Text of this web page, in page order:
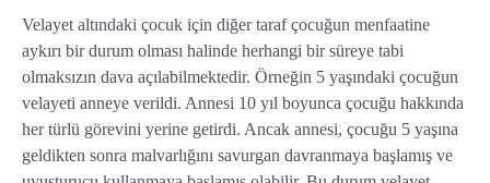
Velayet altındaki çocuk için diğer taraf çocuğun menfaatine
aykırı bir durum olması halinde herhangi bir süreye tabi
olmaksızın dava açılabilmektedir. Örneğin 5 yaşındaki çocuğun
velayeti anneye verildi. Annesi 10 yıl boyunca çocuğu hakkında
her türlü görevini yerine getirdi. Ancak annesi, çocuğu 5 yaşına
geldikten sonra malvarlığını savurgan davranmaya başlamış ve